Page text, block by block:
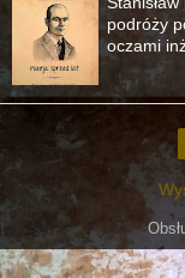
podróży
oczami